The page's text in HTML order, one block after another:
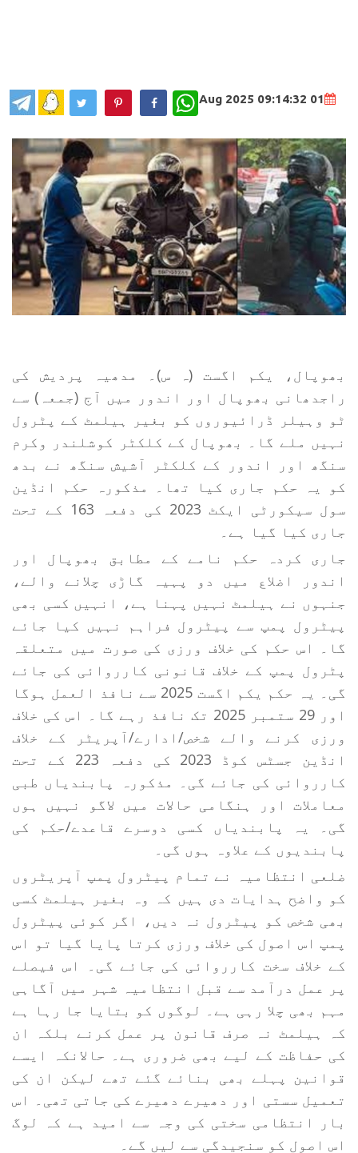
01 Aug 2025 09:14:32
WhatsApp
بھوپال، یکم اگست (ہ س)۔ مدھیہ پردیش کی
راجدھانی بھوپال اور اندور میں آج (جمعہ) سے
ٹو وہیلر ڈرائیوروں کو بغیر ہیلمٹ کے پٹرول
نہیں ملے گا۔ بھوپال کے کلکٹر کوشلندر وکرم
سنگھ اور اندور کے کلکٹر آشیش سنگھ نے بدھ
کو یہ حکم جاری کیا تھا۔ مذکورہ حکم انڈین
سول سیکورٹی ایکٹ 2023 کی دفعہ 163 کے تحت
جاری کیا گیا ہے۔
جاری کردہ حکم نامے کے مطابق بھوپال اور
اندور اضلاع میں دو پہیہ گاڑی چلانے والے،
جنہوں نے ہیلمٹ نہیں پہنا ہے، انہیں کسی بھی
پیٹرول پمپ سے پیٹرول فراہم نہیں کیا جائے
گا۔ اس حکم کی خلاف ورزی کی صورت میں متعلقہ
پٹرول پمپ کے خلاف قانونی کارروائی کی جائے
گی۔ یہ حکم یکم اگست 2025 سے نافذ العمل ہوگا
اور 29 ستمبر 2025 تک نافذ رہے گا۔ اس کی خلاف
ورزی کرنے والے شخص/ادارے/آپریٹر کے خلاف
انڈین جسٹس کوڈ 2023 کی دفعہ 223 کے تحت
کارروائی کی جائے گی۔ مذکورہ پابندیاں طبی
معاملات اور ہنگامی حالات میں لاگو نہیں ہوں
گی۔ یہ پابندیاں کسی دوسرے قاعدے/حکم کی
پابندیوں کے علاوہ ہوں گی۔
ضلعی انتظامیہ نے تمام پیٹرول پمپ آپریٹروں
کو واضح ہدایات دی ہیں کہ وہ بغیر ہیلمٹ کسی
بھی شخص کو پیٹرول نہ دیں، اگر کوئی پیٹرول
پمپ اس اصول کی خلاف ورزی کرتا پایا گیا تو اس
کے خلاف سخت کارروائی کی جائے گی۔ اس فیصلے
پر عمل درآمد سے قبل انتظامیہ شہر میں آگاہی
مہم بھی چلا رہی ہے۔ لوگوں کو بتایا جا رہا ہے
کہ ہیلمٹ نہ صرف قانون پر عمل کرنے بلکہ ان
کی حفاظت کے لیے بھی ضروری ہے۔ حالانکہ ایسے
قوانین پہلے بھی بنائے گئے تھے لیکن ان کی
تعمیل سستی اور دھیرے دھیرے کی جاتی تھی۔ اس
بار انتظامی سختی کی وجہ سے امید ہے کہ لوگ
اس اصول کو سنجیدگی سے لیں گے۔